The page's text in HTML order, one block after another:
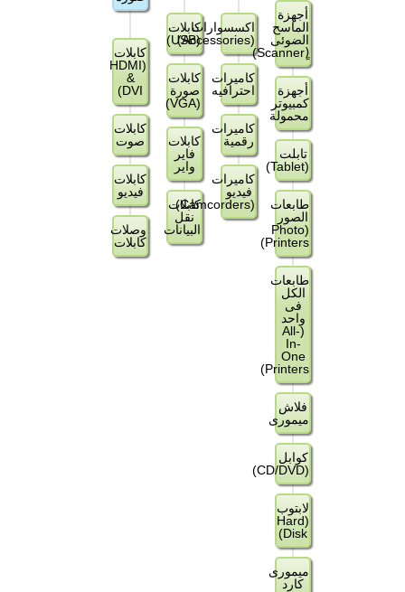
كابلات
(HDMI
&
DVI)
كابلات
صوت
كابلات
فيديو
وصلات
كابلات
كابلات
(USB)
كابلات
صورة
(VGA)
كابلات
فاير
واير
كابلات
نقل
البيانات
اكسسوارات
(Accessories)
كاميرات
احترافيه
كاميرات
رقمية
كاميرات
فيديو
(Camcorders)
أجهزة
الماسح
الضوئى
(ٍScanner)
أجهزة
كمبيوتر
محمولة
تابلت
(Tablet)
طابعات
الصور
(Photo
Printers)
طابعات
الكل
فى
واحد
(All-
In-
One
Printers)
فلاش
ميمورى
كوابل
(CD/DVD)
لابتوب
(Hard
Disk)
ميمورى
كارد